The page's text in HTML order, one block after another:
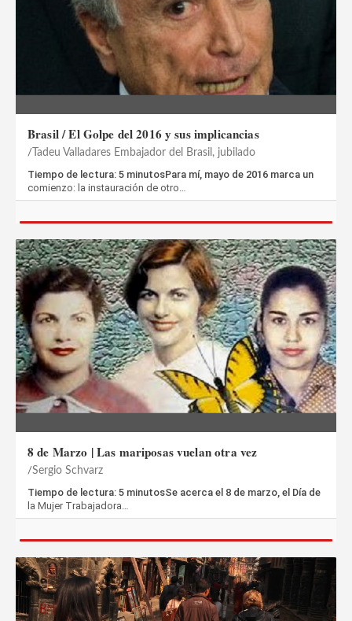
Brasil / El Golpe del 2016 y sus implicancias
Tadeu Valladares Embajador del Brasil, jubilado
Tiempo de lectura: 5 minutosPara mí, mayo de 2016 marca un
comienzo: la instauración de otro…
8 de Marzo | Las mariposas vuelan otra vez
Sergio Schvarz
Tiempo de lectura: 5 minutosSe acerca el 8 de marzo, el Día de
la Mujer Trabajadora…